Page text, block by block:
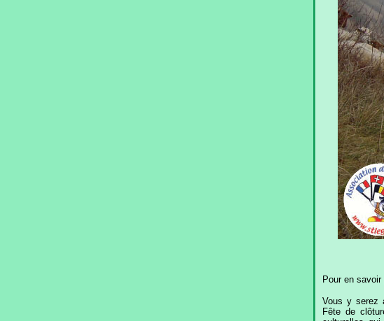
Pour en
Vous y serez
Fête de